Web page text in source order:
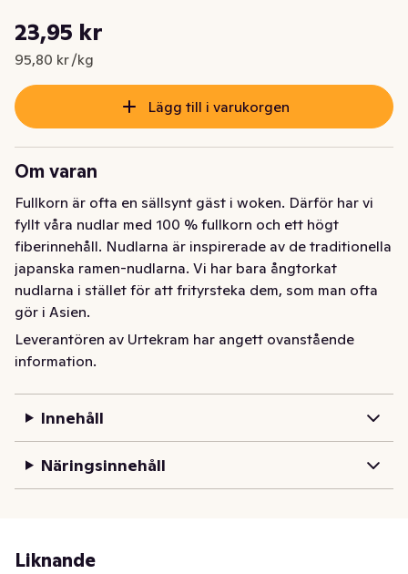
Nuvarande pris är: 23,95 kr
23,95 kr
95,80 kr /kg
Styckpris: 95,80 kr /kg
Lägg till i varukorgen
Om varan
Fullkorn är ofta en sällsynt gäst i woken. Därför har vi
fyllt våra nudlar med 100 % fullkorn och ett högt
fiberinnehåll. Nudlarna är inspirerade av de traditionella
japanska ramen-nudlarna. Vi har bara ångtorkat
nudlarna i stället för att frityrsteka dem, som man ofta
gör i Asien.
Leverantören av Urtekram har angett ovanstående
information.
Innehåll
Näringsinnehåll
Liknande